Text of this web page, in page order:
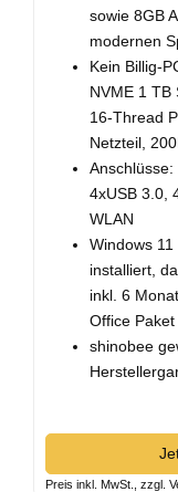
sowie 8GB
modernen
Kein Billig-
NVME 1 TB
16-Thread
Netzteil,
Anschlüsse:
4xUSB 3.0,
WLAN
Windows
installiert,
inkl. 6
Office
shinobee
Preis inkl. MwSt., zzgl.